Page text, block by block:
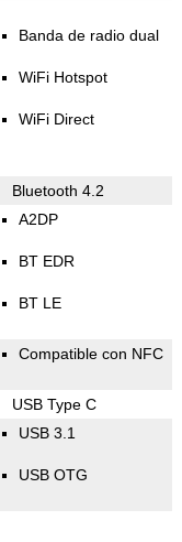
Banda de radio dual
WiFi Hotspot
WiFi Direct
Bluetooth 4.2
A2DP
BT EDR
BT LE
Compatible con NFC
USB Type C
USB 3.1
USB OTG